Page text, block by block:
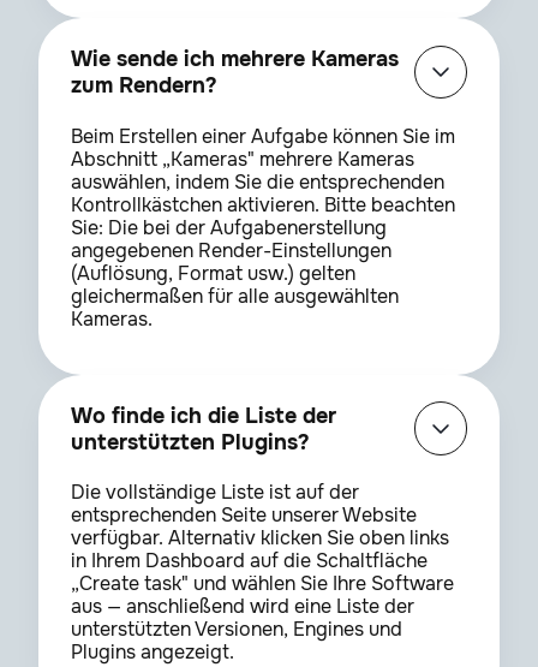
Wie sende ich mehrere Kameras
zum Rendern?
Beim Erstellen einer Aufgabe können Sie im
Abschnitt „Kameras" mehrere Kameras
auswählen, indem Sie die entsprechenden
Kontrollkästchen aktivieren. Bitte beachten
Sie: Die bei der Aufgabenerstellung
angegebenen Render-Einstellungen
(Auflösung, Format usw.) gelten
gleichermaßen für alle ausgewählten
Kameras.
Wo finde ich die Liste der
unterstützten Plugins?
Die vollständige Liste ist auf der
entsprechenden Seite unserer Website
verfügbar. Alternativ klicken Sie oben links
in Ihrem Dashboard auf die Schaltfläche
„Create task" und wählen Sie Ihre Software
aus — anschließend wird eine Liste der
unterstützten Versionen, Engines und
Plugins angezeigt.